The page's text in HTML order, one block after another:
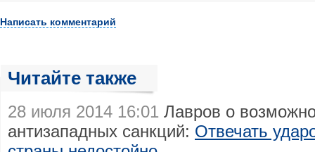
Написать комментарий
Читайте также
28 июля 2014 16:01 Лавров о
антизападных санкций: Отвечать